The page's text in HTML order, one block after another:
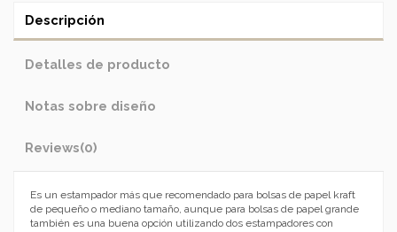
Descripción
Detalles de producto
Notas sobre diseño
Reviews(0)
Es un estampador más que recomendado para bolsas de papel kraft
de pequeño o mediano tamaño, aunque para bolsas de papel grande
también es una buena opción utilizando dos estampadores con